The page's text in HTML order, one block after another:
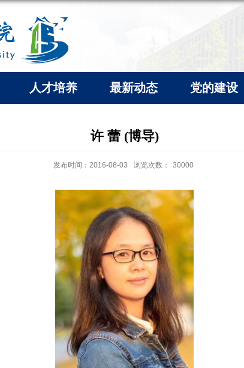
人才培养 最新动态 党的建设
许 蕾 (博导)
发布时间：2016-08-03 浏览次数： 30000